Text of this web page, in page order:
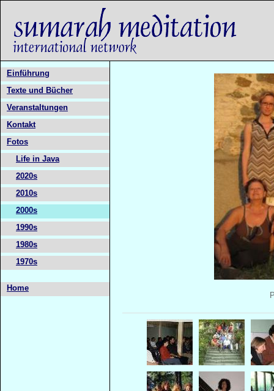
Einführung
Texte und Bücher
Veranstaltungen
Kontakt
Fotos
Life in Java
2020s
2010s
2000s
1990s
1980s
1970s
Home